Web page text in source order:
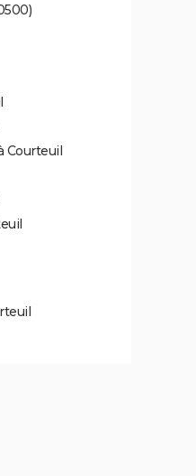
Courteuil